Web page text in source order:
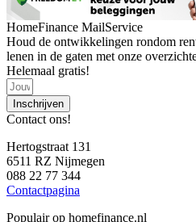
HomeFinance MailService
Houd de ontwikkelingen rondom
lenen in de gaten met onze
Helemaal gratis!
Inschrijven
Contact ons!
Hertogstraat 131
6511 RZ Nijmegen
088 22 77 344
Contactpagina
Populair op homefinance.nl